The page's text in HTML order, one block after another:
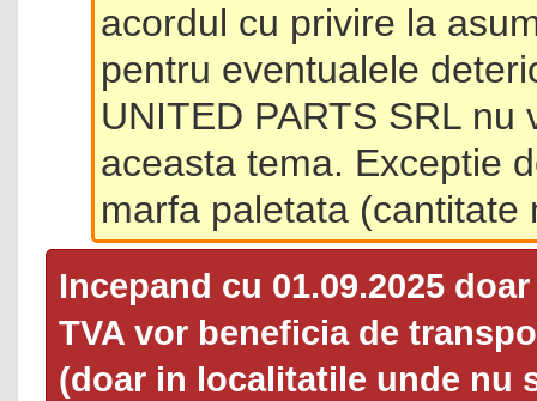
acordul cu privire la
pentru eventualele
UNITED PARTS SRL
aceasta tema. Exceptie
marfa paletata (cantitate
Incepand cu 01.09.2025
TVA vor beneficia de
(doar in localitatile unde nu